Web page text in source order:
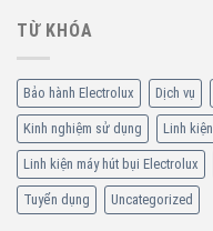
TỪ KHÓA
Bảo hành Electrolux Dịch vụ
Kinh nghiệm sử dụng Linh kiện
Linh kiện máy hút bụi Electrolux
Tuyển dụng Uncategorized